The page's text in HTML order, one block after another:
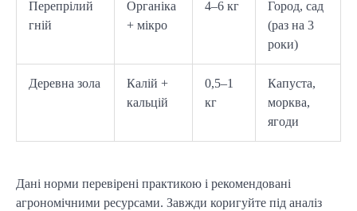
Перепрілий
гній
Органіка
+ мікро
4–6 кг
Город, сад
(раз на 3
роки)
Деревна зола
Калій +
кальцій
0,5–1
кг
Капуста,
морква,
ягоди
Дані норми перевірені практикою і рекомендовані
агрономічними ресурсами. Завжди коригуйте під аналіз